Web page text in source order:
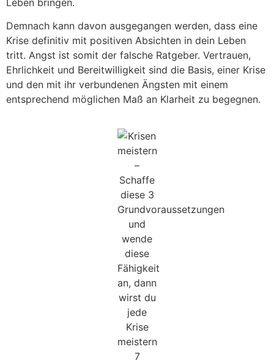
Demnach kann davon ausgegangen werden, dass eine
Krise definitiv mit positiven Absichten in dein Leben
tritt. Angst ist somit der falsche Ratgeber. Vertrauen,
Ehrlichkeit und Bereitwilligkeit sind die Basis, einer Krise
und den mit ihr verbundenen Ängsten mit einem
entsprechend möglichen Maß an Klarheit zu begegnen.